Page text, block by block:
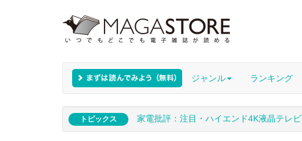
ジャンル ランキング
トピックス 家電批評：注目・ハイエンド4K液晶テレビ